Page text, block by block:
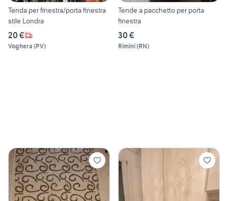
Tenda per finestra/porta finestra
stile Londra
20 €
Voghera (PV)
Tende a pacchetto per porta
finestra
30 €
Rimini(RN)